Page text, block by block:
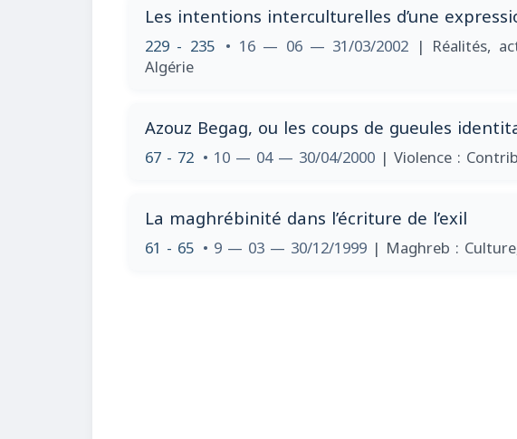
Les intentions interculturelles d’une
229 - 235 • 16 — 06 — 31/03/2002 | Réalités,
Algérie
Azouz Begag, ou les coups de gueules
67 - 72 • 10 — 04 — 30/04/2000 | Violence :
La maghrébinité dans l’écriture de l’exil
61 - 65 • 9 — 03 — 30/12/1999 | Maghreb :